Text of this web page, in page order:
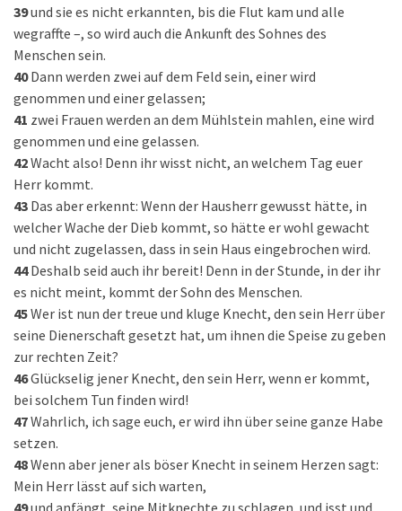
39und sie es nicht erkannten, bis die Flut kam und alle
wegraffte –, so wird auch die Ankunft des Sohnes des
Menschen sein.
40 Dann werden zwei auf dem Feld sein, einer wird
genommen und einer gelassen;
41 zwei Frauen werden an dem Mühlstein mahlen, eine wird
genommen und eine gelassen.
42Wacht also! Denn ihr wisst nicht, an welchem Tag euer
Herr kommt.
43 Das aber erkennt: Wenn der Hausherr gewusst hätte, in
welcher Wache der Dieb kommt, so hätte er wohl gewacht
und nicht zugelassen, dass in sein Haus eingebrochen wird.
44 Deshalb seid auch ihr bereit! Denn in der Stunde, in der ihr
es nicht meint, kommt der Sohn des Menschen.
45Wer ist nun der treue und kluge Knecht, den sein Herr über
seine Dienerschaft gesetzt hat, um ihnen die Speise zu geben
zur rechten Zeit?
46Glückselig jener Knecht, den sein Herr, wenn er kommt,
bei solchem Tun finden wird!
47Wahrlich, ich sage euch, er wird ihn über seine ganze Habe
setzen.
48Wenn aber jener als böser Knecht in seinem Herzen sagt:
Mein Herr lässt auf sich warten,
49und anfängt, seine Mitknechte zu schlagen, und isst und